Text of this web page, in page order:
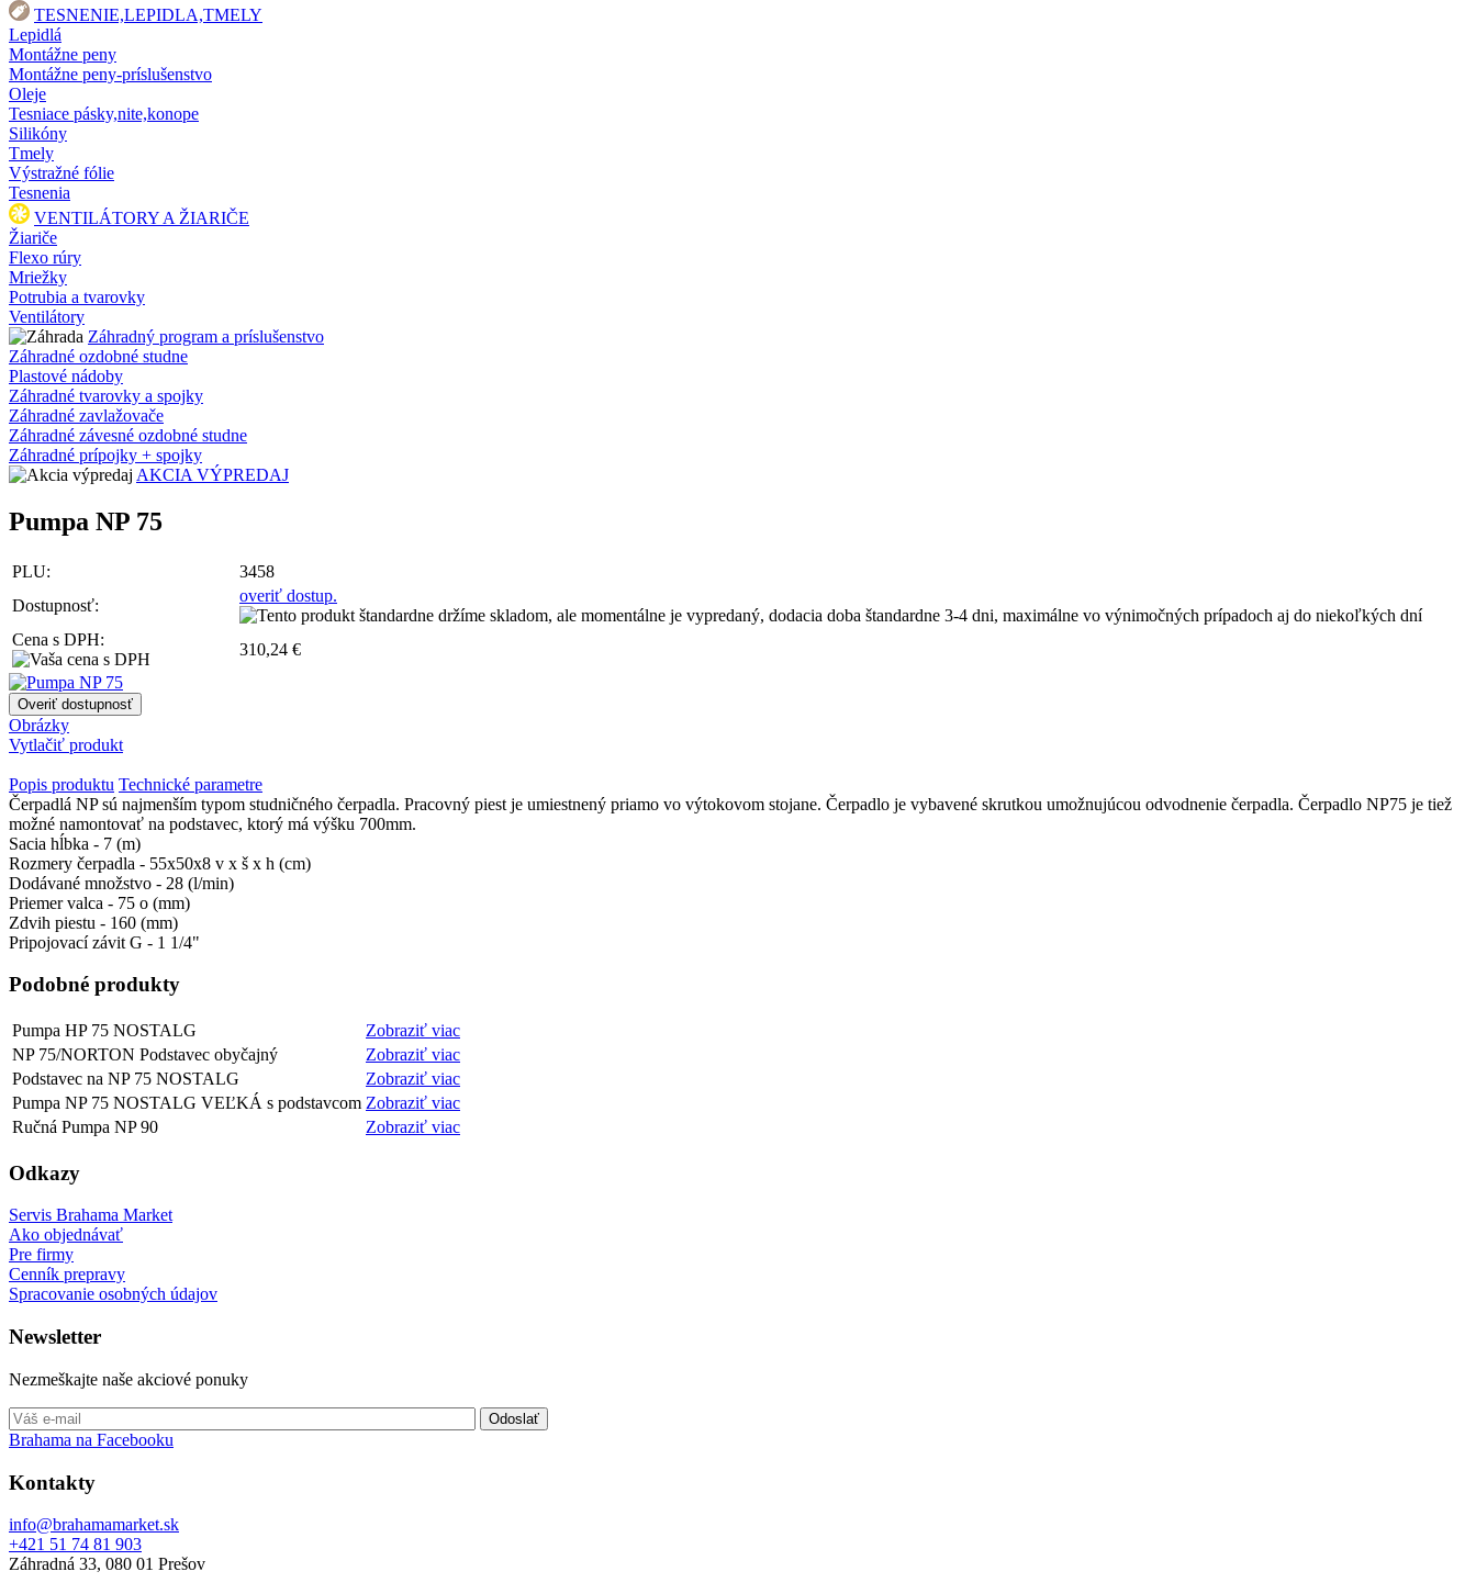
TESNENIE,LEPIDLA,TMELY
Lepidlá
Montážne peny
Montážne peny-príslušenstvo
Oleje
Tesniace pásky,nite,konope
Silikóny
Tmely
Výstražné fólie
Tesnenia
VENTILÁTORY A ŽIARIČE
Žiariče
Flexo rúry
Mriežky
Potrubia a tvarovky
Ventilátory
Záhradný program a príslušenstvo
Záhradné ozdobné studne
Plastové nádoby
Záhradné tvarovky a spojky
Záhradné zavlažovače
Záhradné závesné ozdobné studne
Záhradné prípojky + spojky
AKCIA VÝPREDAJ
Pumpa NP 75
PLU:
3458
Dostupnosť:
overiť dostup.
Cena s DPH:
310,24 €
Obrázky
Vytlačiť produkt
Popis produktu Technické parametre
Čerpadlá NP sú najmenším typom studničného čerpadla. Pracovný piest je umiestnený priamo vo výtokovom stojane. Čerpadlo je vybavené skrutkou umožnujúcou odvodnenie čerpadla. Čerpadlo NP75 je tiež
možné namontovať na podstavec, ktorý má výšku 700mm.
Sacia hĺbka - 7 (m)
Rozmery čerpadla - 55x50x8 v x š x h (cm)
Dodávané množstvo - 28 (l/min)
Priemer valca - 75 o (mm)
Zdvih piestu - 160 (mm)
Pripojovací závit G - 1 1/4"
Podobné produkty
Pumpa HP 75 NOSTALG
Zobraziť viac
NP 75/NORTON Podstavec obyčajný
Zobraziť viac
Podstavec na NP 75 NOSTALG
Zobraziť viac
Pumpa NP 75 NOSTALG VEĽKÁ s podstavcom Zobraziť viac
Ručná Pumpa NP 90
Zobraziť viac
Odkazy
Servis Brahama Market
Ako objednávať
Pre firmy
Cenník prepravy
Spracovanie osobných údajov
Newsletter
Nezmeškajte naše akciové ponuky
Brahama na Facebooku
Kontakty
info@brahamamarket.sk
+421 51 74 81 903
Záhradná 33, 080 01 Prešov